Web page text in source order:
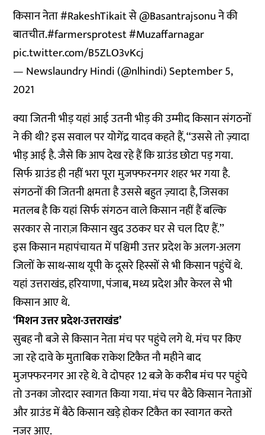
किसान नेता#RakeshTikaitसे@Basantrajsonuने की
बातचीत.#farmersprotest#Muzaffarnagar
pic.twitter.com/B5ZLO3vKcj
— Newslaundry Hindi (@nlhindi)September 5,
2021
क्या जितनी भीड़ यहां आई उतनी भीड़ की उम्मीद किसान संगठनों
ने की थी? इस सवाल पर योगेंद्र यादव कहते हैं, ‘‘उससे तो ज़्यादा
भीड़ आई है. जैसे कि आप देख रहे हैं कि ग्राउंड छोटा पड़ गया.
सिर्फ ग्राउंड ही नहीं भरा पूरा मुजफ्फरनगर शहर भर गया है.
संगठनों की जितनी क्षमता है उससे बहुत ज़्यादा है, जिसका
मतलब है कि यहां सिर्फ संगठन वाले किसान नहीं हैं बल्कि
सरकार से नाराज़ किसान खुद उठकर घर से चल दिए हैं.’’
इस किसान महापंचायत में पश्चिमी उत्तर प्रदेश के अलग-अलग
जिलों के साथ-साथ यूपी के दूसरे हिस्सों से भी किसान पहुंचें थे.
यहां उत्तराखंड, हरियाणा, पंजाब, मध्य प्रदेश और केरल से भी
किसान आए थे.
‘मिशन उत्तर प्रदेश-उत्तराखंड’
सुबह नौ बजे से किसान नेता मंच पर पहुंचे लगे थे. मंच पर किए
जा रहे दावे के मुताबिक राकेश टिकैत नौ महीने बाद
मुजफ्फरनगर आ रहे थे. वे दोपहर 12 बजे के करीब मंच पर पहुंचे
तो उनका जोरदार स्वागत किया गया. मंच पर बैठे किसान नेताओं
और ग्राउंड में बैठे किसान खड़े होकर टिकैत का स्वागत करते